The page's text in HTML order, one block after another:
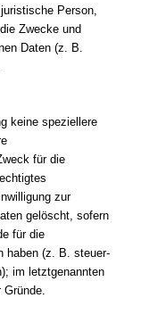
Person,
Zwecke und
Daten (z. B.
keine speziellere
für die
zur
gelöscht, sofern
für die
haben (z. B. steuer-
im letztgenannten
Gründe.